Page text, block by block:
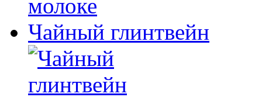
Чайный глинтвейн